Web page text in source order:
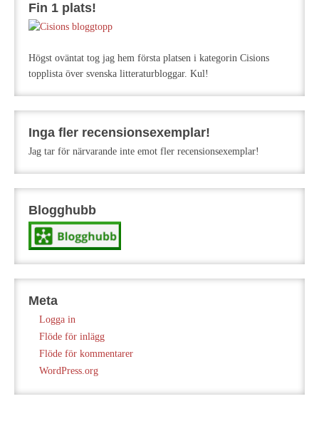
Fin 1 plats!
Högst oväntat tog jag hem första platsen i kategorin Cisions
topplista över svenska litteraturbloggar. Kul!
Inga fler recensionsexemplar!
Jag tar för närvarande inte emot fler recensionsexemplar!
Blogghubb
Meta
Logga in
Flöde för inlägg
Flöde för kommentarer
WordPress.org